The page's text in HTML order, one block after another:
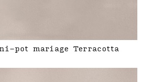
pot mariage Terracotta